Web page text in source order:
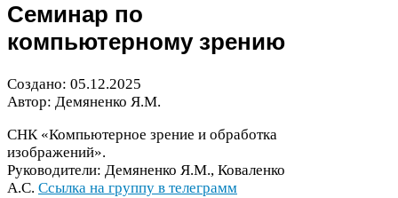
Семинар по
компьютерному зрению
Создано: 05.12.2025
Автор: Демяненко Я.М.
СНК«Компьютерное зрение и обработка
изображений».
Руководители: Демяненко Я.М., Коваленко
А.С. Ссылка на группу в телеграмм